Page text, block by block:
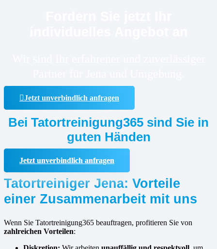
Jetzt unverbindlich anfragen
Bei Tatortreinigung365 sind Sie in
guten Händen
Jetzt unverbindlich anfragen
Tatortreiniger Jena: Vorteile
einer Zusammenarbeit mit uns
Wenn Sie Tatortreinigung365 beauftragen, profitieren Sie von
zahlreichen Vorteilen: